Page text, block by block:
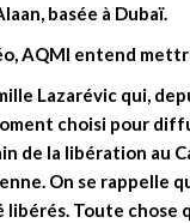
basée à Dubaï.
AQMI entend
Lazarévic qui,
choisi pour
de la libération au
On se rappelle
libérés. Toute